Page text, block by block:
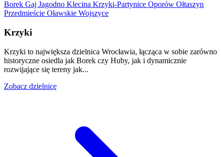
Borek Gaj Jagodno Klecina Krzyki-Partynice Oporów Ołtaszyn
Przedmieście Oławskie Wojszyce
Krzyki
Krzyki to największa dzielnica Wrocławia, łącząca w sobie zarówno
historyczne osiedla jak Borek czy Huby, jak i dynamicznie
rozwijające się tereny jak...
Zobacz dzielnicę